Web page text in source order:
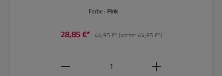
Farbe : Pink
28,85 €* 44,95 €*(vorher 44,95 €*)
Produkt Anzahl: Gib den